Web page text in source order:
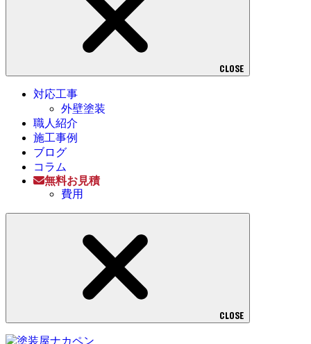
CLOSE
対応工事
外壁塗装
職人紹介
施工事例
ブログ
コラム
無料お見積
費用
CLOSE